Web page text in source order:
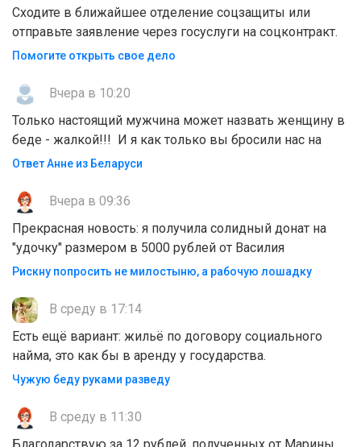
Сходите в ближайшее отделение соцзащиты или
отправьте заявление через госуслуги на соцконтракт.
Помогите открыть свое дело
Вчера в 10:20
Только настоящий мужчина может назвать женщину в
беде - жалкой!!! И я как только вы бросили нас на
Ответ Анне из Беларуси
Вчера в 09:36
Прекрасная новость: я получила солидный донат на
"удочку" размером в 5000 рублей от Василия
Рискну попросить не милостыню, а рабочую лошадку
В среду в 17:14
Есть ещё вариант: жильё по договору социального
найма, это как бы в аренду у государства.
Чужую беду руками разведу
В среду в 11:30